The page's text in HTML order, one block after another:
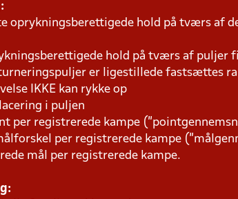
oprykningsberettigede hold på tværs af
hold på tværs af puljer
er ligestillede fastsættes
IKKE kan rykke op
i puljen
per registrerede kampe
per registrerede kampe
mål per registrerede kampe.